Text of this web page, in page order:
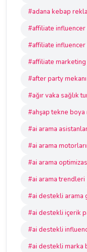
#adana kebap
#affiliate
#affiliate influencer
#affiliate marketing
#after party mekanı
#ağır vaka sağlık
#ahşap tekne boya
#ai arama
#ai arama
#ai arama
#ai arama trendleri
#ai destekli arama
#ai destekli içerik
#ai destekli
#ai destekli marka